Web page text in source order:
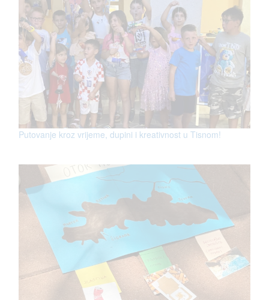
Putovanje kroz vrijeme, dupini i kreativnost u Tisnom!